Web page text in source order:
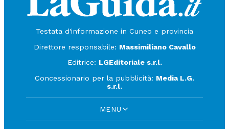
Testata d'informazione in Cuneo e provincia
Direttore responsabile: Massimiliano Cavallo
Editrice: LGEditoriale s.r.l.
Concessionario per la pubblicità: Media L.G.
s.r.l.
MENU